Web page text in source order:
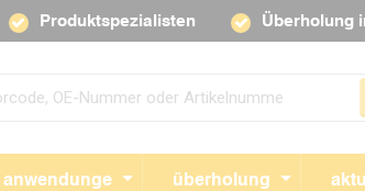
anwendunge überholung
Produktspezialisten Überholung